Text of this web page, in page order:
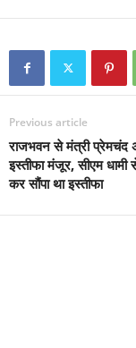
Previous article
राजभवन से मंत्री प्रेमचंद
इस्तीफा मंजूर, सीएम धामी
कर सौंपा था इस्तीफा